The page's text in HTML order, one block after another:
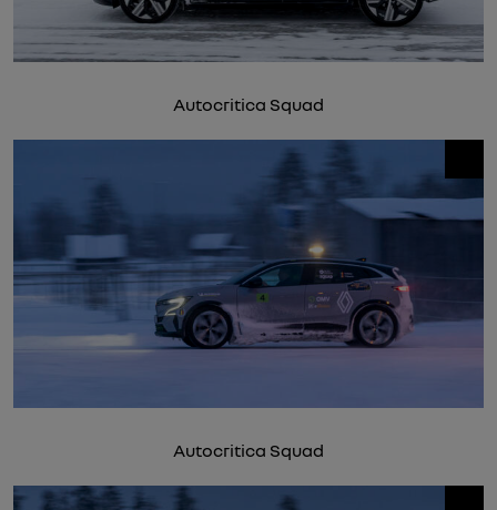
Autocritica Squad
Autocritica Squad